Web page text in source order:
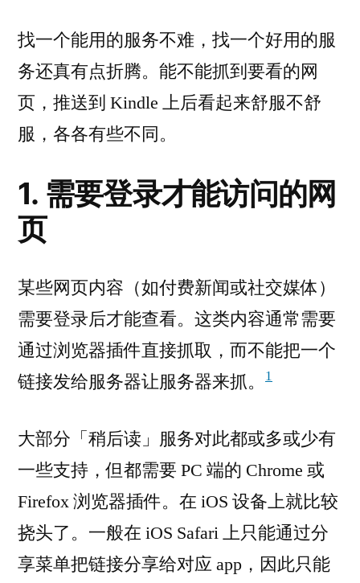
找一个能用的服务不难，找一个好用的服
务还真有点折腾。能不能抓到要看的网
页，推送到 Kindle 上后看起来舒服不舒
服，各各有些不同。
1. 需要登录才能访问的网
页
某些网页内容（如付费新闻或社交媒体）
需要登录后才能查看。这类内容通常需要
通过浏览器插件直接抓取，而不能把一个
链接发给服务器让服务器来抓。
1
大部分「稍后读」服务对此都或多或少有
一些支持，但都需要 PC 端的 Chrome 或
Firefox 浏览器插件。在 iOS 设备上就比较
挠头了。一般在 iOS Safari 上只能通过分
享菜单把链接分享给对应 app，因此只能